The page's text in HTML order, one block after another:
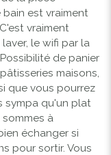
bain est vraiment
vraiment
le wifi par la
de panier
maisons,
que vous pourrez
sympa qu'un plat
à
échanger si
pour sortir. Vous